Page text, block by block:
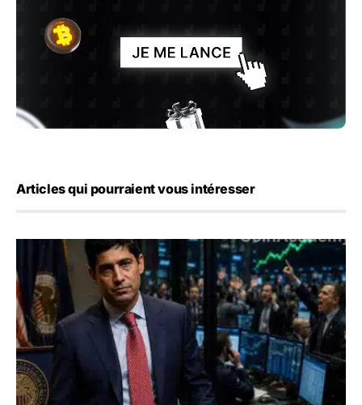
Articles qui pourraient vous intéresser
Emploi américain : 23 000 postes détruits en juillet, les